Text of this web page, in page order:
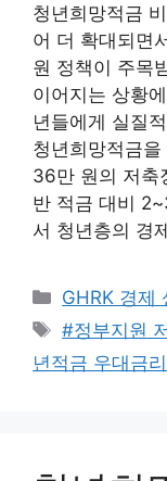
청년희망적금
어 더 확대되면
원 정책이 주목
이어지는 상황
년들에게 실질
청년희망적금
36만 원의 저축
반 적금 대비
서 청년층의 경
카
테
리
GHRK 경제
태
그
#정부지원
년적금 우대금리